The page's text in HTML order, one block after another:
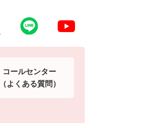
コールセンター
（よくある質問）